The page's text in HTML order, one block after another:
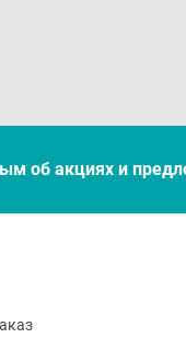
об акцияx и